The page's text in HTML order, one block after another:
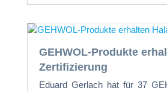
GEHWOL-Produkte
Zertifizierung
Eduard Gerlach hat für 37